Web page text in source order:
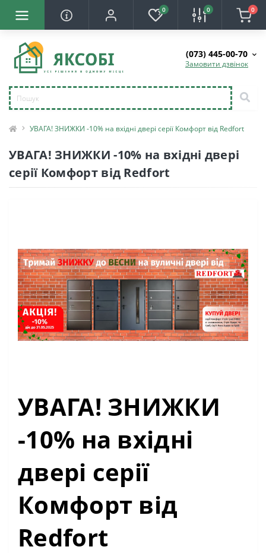
0 0 0
(073) 445-00-70
Замовити дзвінок
УВАГА! ЗНИЖКИ -10% на вхідні двері серії Комфорт від Redfort
УВАГА! ЗНИЖКИ -10% на вхідні двері
серії Комфорт від Redfort
УВАГА! ЗНИЖКИ
-10% на вхідні
двері серії
Комфорт від
Redfort